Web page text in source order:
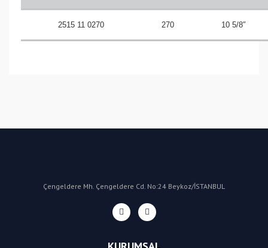
2515 11 0270 270 10 5/8″
Çengeldere Mh. Çengeldere Cd. No:24 Beykoz/İSTANBUL